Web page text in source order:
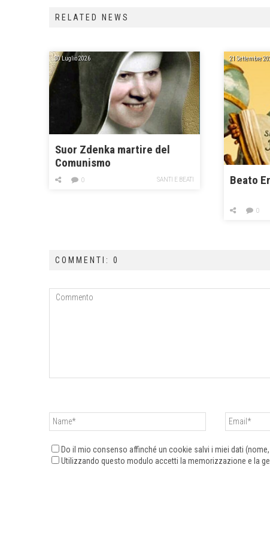
RELATED NEWS
30 Luglio 2026
Suor Zdenka martire del
Comunismo
SANTI E BEATI
0
21 Settembre
Beato
0
COMMENTI: 0
Do il mio consenso affinché un cookie salvi i miei dati
Utilizzando questo modulo accetti la memorizzazione e la